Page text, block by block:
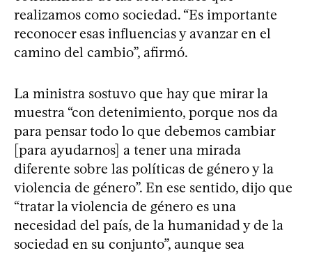
realizamos como sociedad. “Es importante
reconocer esas influencias y avanzar en el
camino del cambio”, afirmó.
La ministra sostuvo que hay que mirar la
muestra “con detenimiento, porque nos da
para pensar todo lo que debemos cambiar
[para ayudarnos] a tener una mirada
diferente sobre las políticas de género y la
violencia de género”. En ese sentido, dijo que
“tratar la violencia de género es una
necesidad del país, de la humanidad y de la
sociedad en su conjunto”, aunque sea